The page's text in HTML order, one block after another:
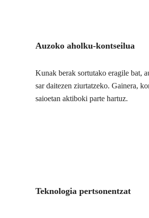
Auzoko aholku-kontseilua
Kunak berak sortutako eragile bat,
sar daitezen ziurtatzeko. Gainera,
saioetan aktiboki parte hartuz.
Teknologia pertsonentzat